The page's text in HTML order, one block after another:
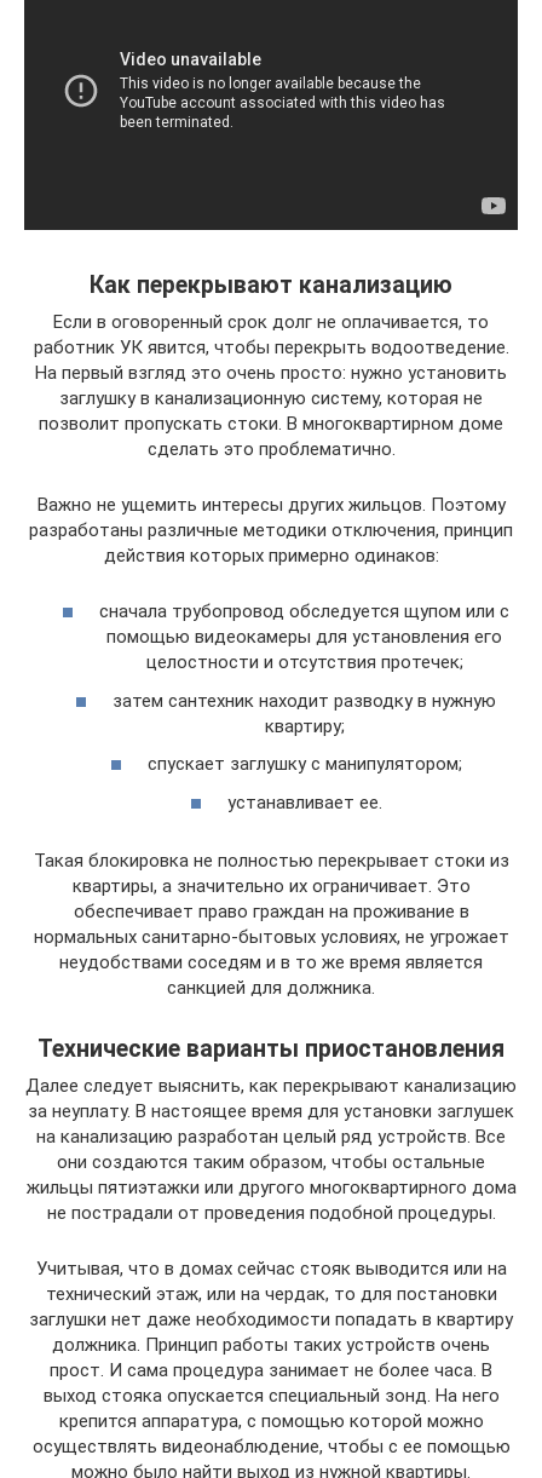
Как перекрывают канализацию
Если в оговоренный срок долг не оплачивается, то
работник УК явится, чтобы перекрыть водоотведение.
На первый взгляд это очень просто: нужно установить
заглушку в канализационную систему, которая не
позволит пропускать стоки. В многоквартирном доме
сделать это проблематично.
Важно не ущемить интересы других жильцов. Поэтому
разработаны различные методики отключения, принцип
действия которых примерно одинаков:
сначала трубопровод обследуется щупом или с
помощью видеокамеры для установления его
целостности и отсутствия протечек;
затем сантехник находит разводку в нужную
квартиру;
спускает заглушку с манипулятором;
устанавливает ее.
Такая блокировка не полностью перекрывает стоки из
квартиры, а значительно их ограничивает. Это
обеспечивает право граждан на проживание в
нормальных санитарно-бытовых условиях, не угрожает
неудобствами соседям и в то же время является
санкцией для должника.
Технические варианты приостановления
Далее следует выяснить, как перекрывают канализацию
за неуплату. В настоящее время для установки заглушек
на канализацию разработан целый ряд устройств. Все
они создаются таким образом, чтобы остальные
жильцы пятиэтажки или другого многоквартирного дома
не пострадали от проведения подобной процедуры.
Учитывая, что в домах сейчас стояк выводится или на
технический этаж, или на чердак, то для постановки
заглушки нет даже необходимости попадать в квартиру
должника. Принцип работы таких устройств очень
прост. И сама процедура занимает не более часа. В
выход стояка опускается специальный зонд. На него
крепится аппаратура, с помощью которой можно
осуществлять видеонаблюдение, чтобы с ее помощью
можно было найти выход из нужной квартиры.